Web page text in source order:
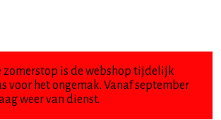
zomerstop is de webshop tijdelijk
voor het ongemak. Vanaf september
weer van dienst.